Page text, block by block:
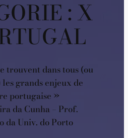
: X
trouvent dans tous (ou
grands enjeux de
portugaise »
da Cunha – Prof.
da Univ. do Porto